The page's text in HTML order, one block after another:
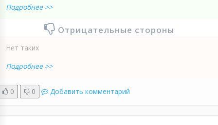
Подробнее >>
Отрицательные стороны
Нет таких
Подробнее >>
0 0 Добавить комментарий